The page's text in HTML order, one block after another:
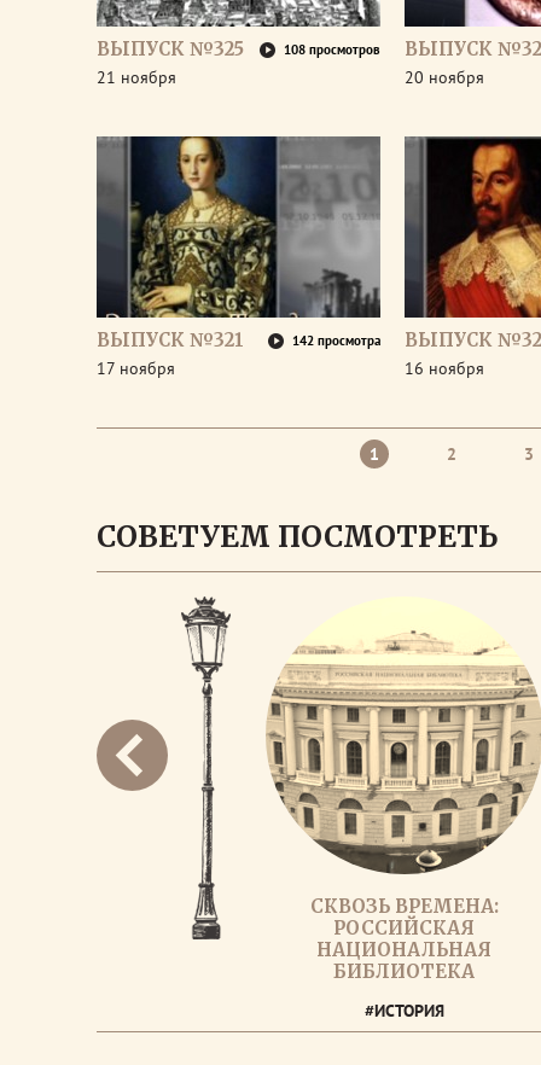
ВЫПУСК №325 108 просмотров
21 ноября
ВЫПУСК
20 ноября
ВЫПУСК №321 142 просмотра
17 ноября
ВЫПУСК
16 ноября
1 2 3
СОВЕТУЕМ ПОСМОТРЕТЬ
СКВОЗЬ ВРЕМЕНА:
РОССИЙСКАЯ
НАЦИОНАЛЬНАЯ
БИБЛИОТЕКА
#ИСТОРИЯ